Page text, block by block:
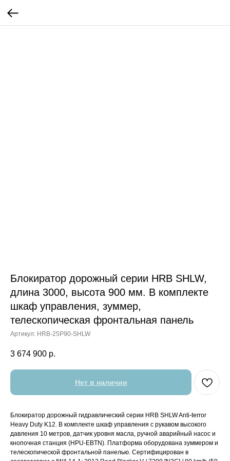
Блокиратор дорожный серии HRB SHLW,
длина 3000, высота 900 мм. В комплекте
шкаф управления, зуммер,
телескопическая фронтальная панель
Артикул: HRB-25P90-SHLW
3 674 900 р.
Нет в наличии
Блокиратор дорожный гидравлический серии HRB SHLW Anti-terror
Heavy Duty K12. В комплекте шкаф управления с рукавом высокого
давления 10 метров, датчик уровня масла, ручной аварийный насос и
кнопочная станция (HPU-EBTN). Платформа оборудована зуммером и
телескопической фронтальной панелью. Сертифицирован в